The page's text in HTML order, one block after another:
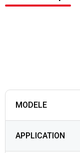
MODELE
APPLICATION